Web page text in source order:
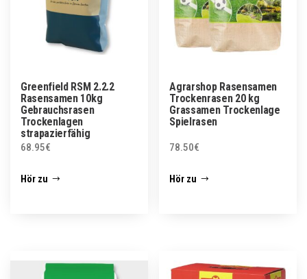
Greenfield RSM 2.2.2
Rasensamen 10kg
Gebrauchsrasen
Trockenlagen
strapazierfähig
68.95€
Hör zu
Agrarshop Rasensamen
Trockenrasen 20 kg
Grassamen Trockenlage
Spielrasen
78.50€
Hör zu